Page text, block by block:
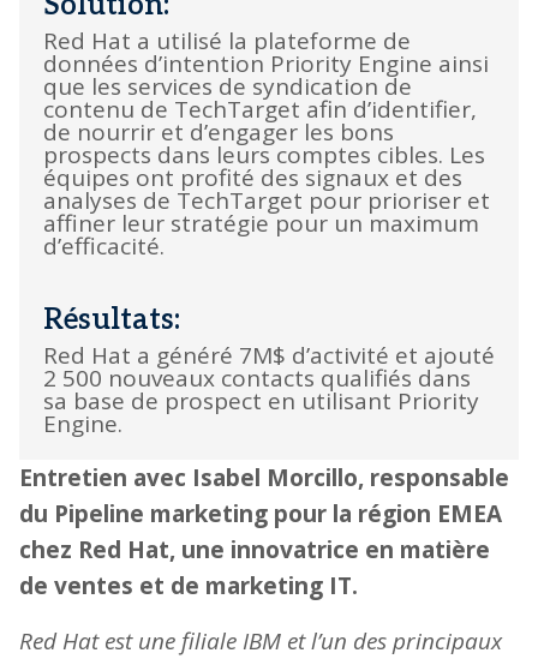
Red Hat a utilisé la plateforme de
données d’intention Priority Engine ainsi
que les services de syndication de
contenu de TechTarget afin d’identifier,
de nourrir et d’engager les bons
prospects dans leurs comptes cibles. Les
équipes ont profité des signaux et des
analyses de TechTarget pour prioriser et
affiner leur stratégie pour un maximum
d’efficacité.
Résultats:
Red Hat a généré 7M$ d’activité et ajouté
2 500 nouveaux contacts qualifiés dans
sa base de prospect en utilisant Priority
Engine.
Entretien avec Isabel Morcillo, responsable
du Pipeline marketing pour la région EMEA
chez Red Hat, une innovatrice en matière
de ventes et de marketing IT.
Red Hat est une filiale IBM et l’un des principaux